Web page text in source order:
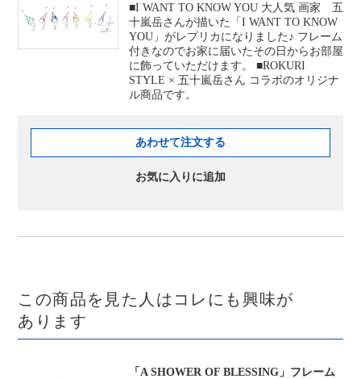
■I WANT TO KNOW YOU 大人気 画家 五
十嵐岳さんが描いた「I WANT TO KNOW
YOU」がレプリカになりました♪ フレーム
付きなのでお家に届いたその日からお部屋
に飾っていただけます。 ■ROKURI
STYLE × 五十嵐岳さん コラボのオリジナ
ル商品です。
あわせて注文する
お気に入りに追加
この商品を見た人はコレにも興味が
あります
「A SHOWER OF BLESSING」フレーム